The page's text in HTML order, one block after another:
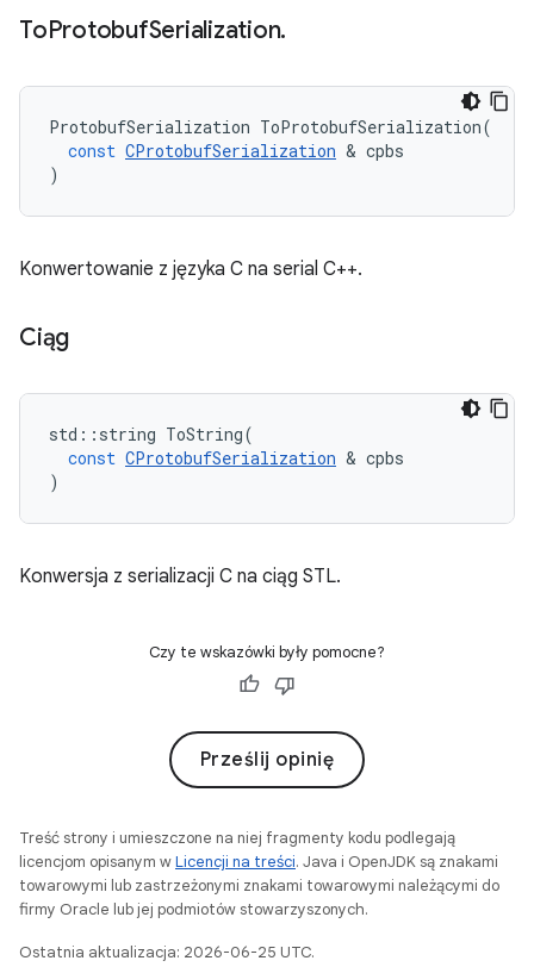
ToProtobufSerialization.
ProtobufSerialization ToProtobufSerialization(
const CProtobufSerialization & cpbs
)
Konwertowanie z języka C na serial C++.
Ciąg
std :: string ToString(
const CProtobufSerialization & cpbs
)
Konwersja z serializacji C na ciąg STL.
Czy te wskazówki były pomocne?
Prześlij opinię
Treść strony i umieszczone na niej fragmenty kodu podlegają
licencjom opisanym wLicencji na treści. Java i OpenJDK są znakami
towarowymi lub zastrzeżonymi znakami towarowymi należącymi do
firmy Oracle lub jej podmiotów stowarzyszonych.
Ostatnia aktualizacja: 2026-06-25 UTC.